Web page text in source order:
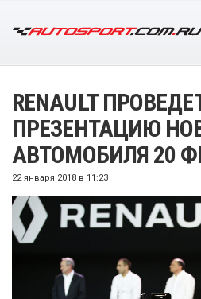
RENAULT
ПРЕЗЕНТАЦИЮ
АВТОМОБИЛЯ 20
22 января 2018 в 11:23